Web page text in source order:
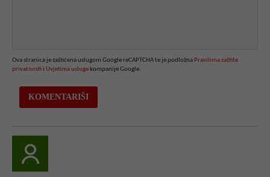
Ova stranica je zaštićena uslugom Google reCAPTCHA te je podložna Pravilima zaštite
privatnosti i Uvjetima usluge kompanije Google.